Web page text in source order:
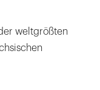
weltgrößten